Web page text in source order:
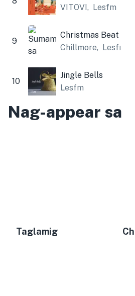
VITOVI, Lesfm
9
Christmas Beat
Chillmore, Lesfm
10
Jingle Bells
Lesfm
Nag-appear sa
Taglamig